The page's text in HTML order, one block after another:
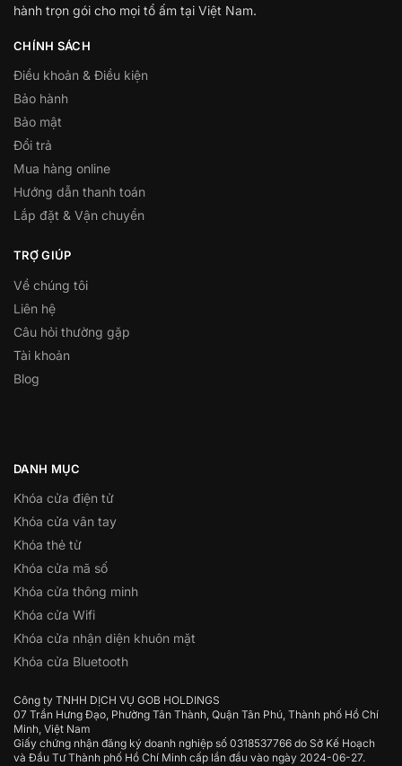
hành trọn gói cho mọi tổ ấm tại Việt Nam.
CHÍNH SÁCH
Điều khoản & Điều kiện
Bảo hành
Bảo mật
Đổi trả
Mua hàng online
Hướng dẫn thanh toán
Lắp đặt & Vận chuyển
TRỢ GIÚP
Về chúng tôi
Liên hệ
Câu hỏi thường gặp
Tài khoản
Blog
DANH MỤC
Khóa cửa điện tử
Khóa cửa vân tay
Khóa thẻ từ
Khóa cửa mã số
Khóa cửa thông minh
Khóa cửa Wifi
Khóa cửa nhận diện khuôn mặt
Khóa cửa Bluetooth
Công ty TNHH DỊCH VỤ GOB HOLDINGS
07 Trần Hưng Đạo, Phường Tân Thành, Quận Tân Phú, Thành phố Hồ Chí
Minh, Việt Nam
Giấy chứng nhận đăng ký doanh nghiệp số 0318537766 do Sở Kế Hoạch
và Đầu Tư Thành phố Hồ Chí Minh cấp lần đầu vào ngày 2024-06-27.